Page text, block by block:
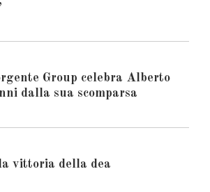
Group celebra Alberto
dalla sua scomparsa
vittoria della dea